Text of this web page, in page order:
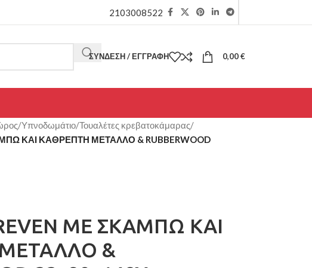
2103008522
ΣΎΝΔΕΣΗ / ΕΓΓΡΑΦΉ 0,00€
/Υπνοδωμάτιο/Τουαλέτες κρεβατοκάμαρας/
ΚΑΙ ΚΑΘΡΕΠΤΗ ΜΕΤΑΛΛΟ & RUBBERWOOD
ΜΕ ΣΚΑΜΠΩ ΚΑΙ
&